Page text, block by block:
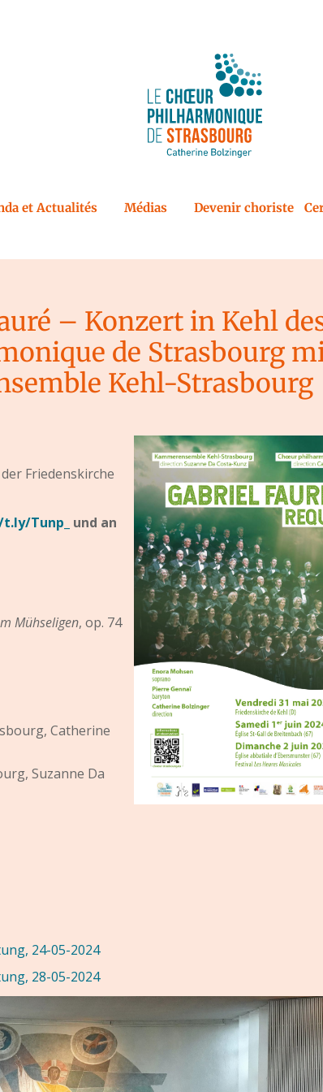
et Actualités Médias Devenir choriste
– Konzert in Kehl
de Strasbourg
Kehl-Strasbourg
Friedenskirche
Tunp_ und an
Mühseligen, op. 74
Catherine
Suzanne Da
24-05-2024
28-05-2024